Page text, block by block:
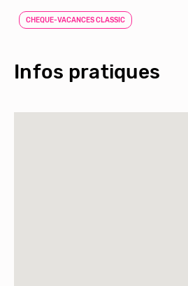
CHEQUE-VACANCES CLASSIC
Infos pratiques